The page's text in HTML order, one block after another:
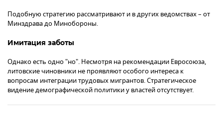
Подобную стратегию рассматривают и в других ведомствах – от
Минздрава до Минобороны.
Имитация заботы
Однако есть одно "но". Несмотря на рекомендации Евросоюза,
литовские чиновники не проявляют особого интереса к
вопросам интеграции трудовых мигрантов. Стратегическое
видение демографической политики у властей отсутствует.